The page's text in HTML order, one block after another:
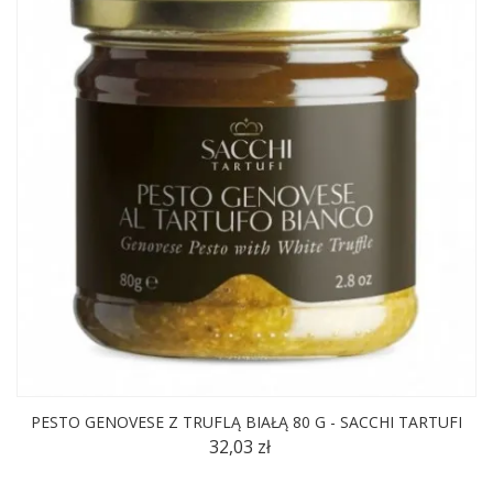
PESTO GENOVESE Z TRUFLĄ BIAŁĄ 80 G - SACCHI TARTUFI
32,03 zł